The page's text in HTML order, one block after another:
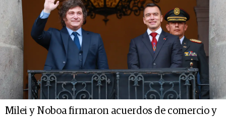
Milei y Noboa firmaron acuerdos de comercio y